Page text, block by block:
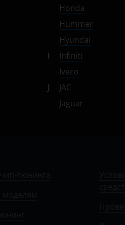
Honda
Hummer
Hyundai
I
Infiniti
Iveco
J
JAC
Jaguar